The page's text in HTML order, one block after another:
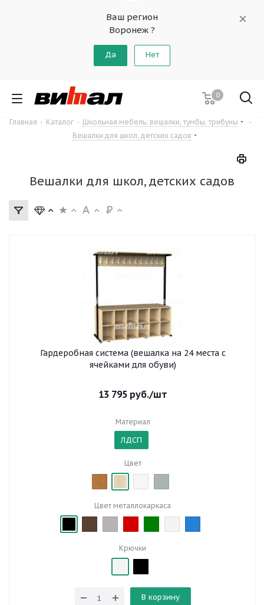
Ваш регион
Воронеж ?
Да Нет
0
Главная - Каталог - Школьная мебель: вешалки, тумбы, трибуны
-
Вешалки для школ, детских садов
Вешалки для школ, детских садов
Гардеробная система (вешалка на 24 места с
ячейками для обуви)
13 795руб./шт
Материал
ЛДСП
Цвет
Цвет металлокаркаса
Крючки
В корзину